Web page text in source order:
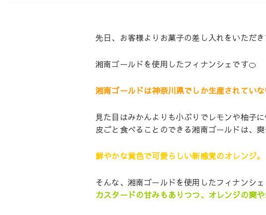
先日、お客様よりお菓子の差し入れをいただ
湘南ゴールドを使用したフィナンシェです🍊
湘南ゴールドは神奈川県でしか生産されてい
見た目はみかんよりも小ぶりでレモンや柚子に
皮ごと食べることのできる湘南ゴールドは、
鮮やかな黄色で可愛らしい新感覚のオレンジ。
そんな、湘南ゴールドを使用したフィナンシェ
カスタードの甘みもありつつ、オレンジの爽